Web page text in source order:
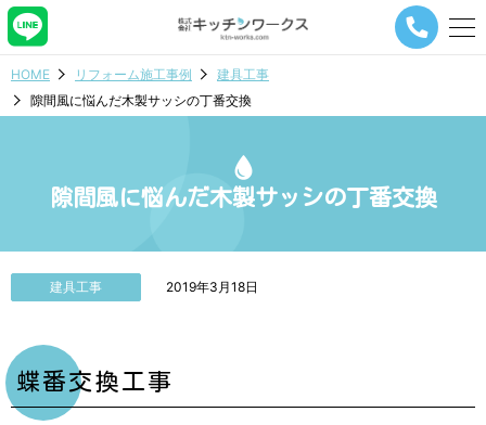
メ
ナ
ボ
HOME リフォーム施工事例
建具工事
隙間風に悩んだ木製サッシの丁番交換
隙間風に悩んだ木製サッシの丁番交換
建具工事 2019年3月18日
蝶番交換工事